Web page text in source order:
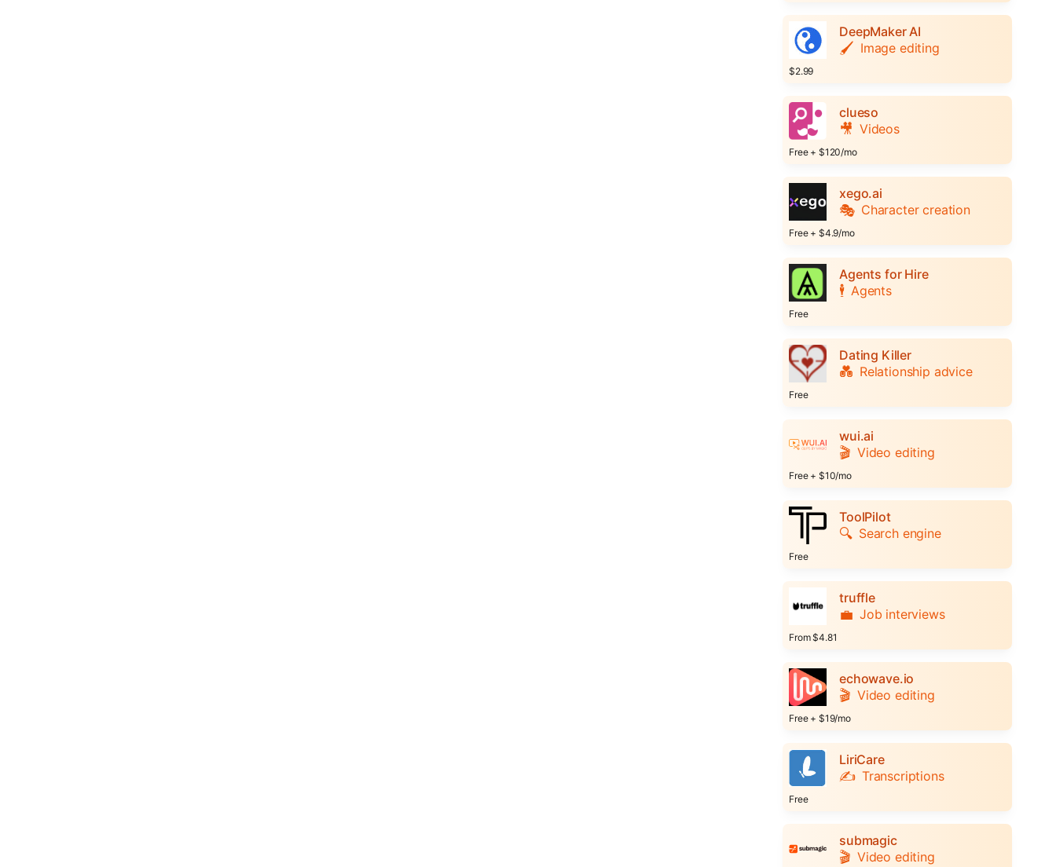
DeepMaker AI
🖌️ Image editing
$2.99
clueso
🎥 Videos
Free + $120/mo
xego.ai
🎭 Character creation
Free + $4.9/mo
Agents for Hire
🕴️ Agents
Free
Dating Killer
💑 Relationship advice
Free
wui.ai
🎬 Video editing
Free + $10/mo
ToolPilot
🔍 Search engine
Free
truffle
💼 Job interviews
From $4.81
echowave.io
🎬 Video editing
Free + $19/mo
LiriCare
✍️ Transcriptions
Free
submagic
🎬 Video editing